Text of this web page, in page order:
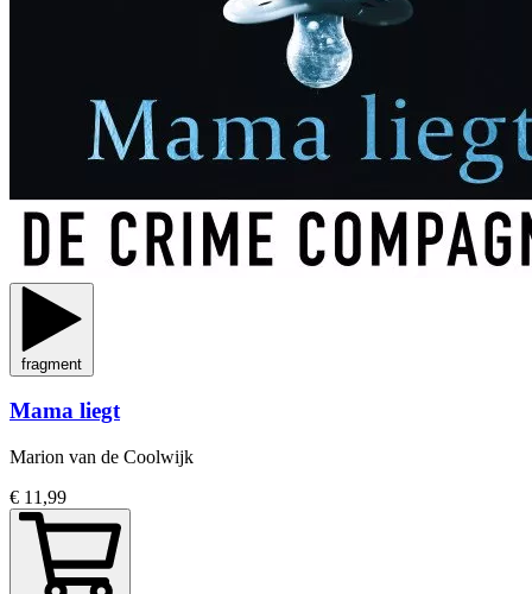
fragment
Mama liegt
Marion van de Coolwijk
€ 11,99